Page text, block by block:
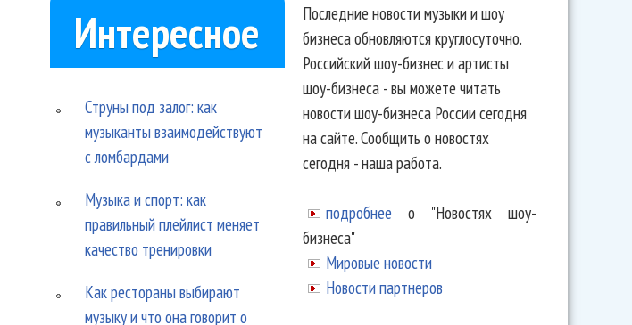
Интересное
Струны под залог: как
музыканты взаимодействуют
с ломбардами
Музыка и спорт: как
правильный плейлист меняет
качество тренировки
Как рестораны выбирают
музыку и что она говорит о
Последние новости музыки и шоу
бизнеса обновляются круглосуточно.
Российский шоу-бизнес и артисты
шоу-бизнеса - вы можете читать
новости шоу-бизнеса России сегодня
на сайте. Сообщить о новостях
сегодня - наша работа.
подробнее о "Новостях шоу-
бизнеса"
Мировые новости
Новости партнеров